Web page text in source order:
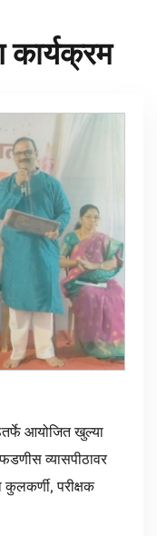
आयोजित खुल्या
व्यासपीठावर
परीक्षक